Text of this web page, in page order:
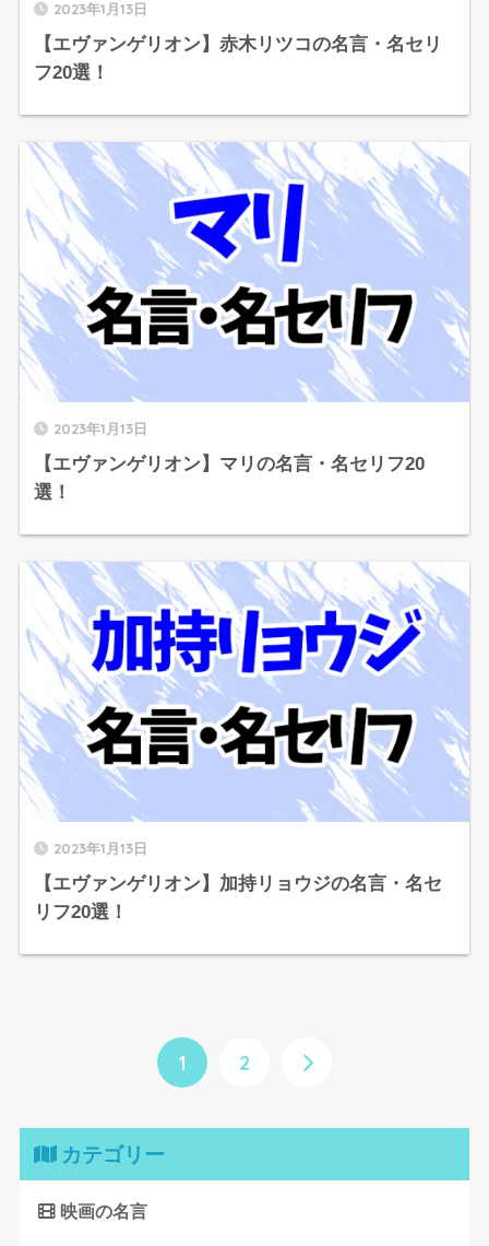
2023年1月13日
【エヴァンゲリオン】赤木リツコの名言・名セリ
フ20選！
2023年1月13日
【エヴァンゲリオン】マリの名言・名セリフ20
選！
2023年1月13日
【エヴァンゲリオン】加持リョウジの名言・名セ
リフ20選！
1 2
カテゴリー
映画の名言